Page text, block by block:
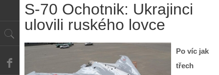
S-70 Ochotnik: Ukrajinci
ulovili ruského lovce
Po víc jak
třech